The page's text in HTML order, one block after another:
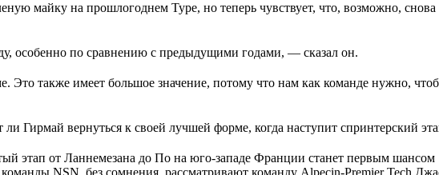
майку на прошлогоднем Туре, но теперь чувствует, что, возможно,
особенно по сравнению с предыдущими годами, — сказал он.
Это также имеет большое значение, потому что нам как команде нужно,
Гирмай вернуться к своей лучшей форме, когда наступит спринтерский
этап от Ланнемезана до По на юго-западе Франции станет первым шансом